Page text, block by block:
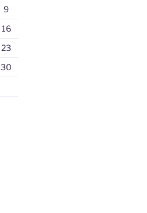
9
16
23
30